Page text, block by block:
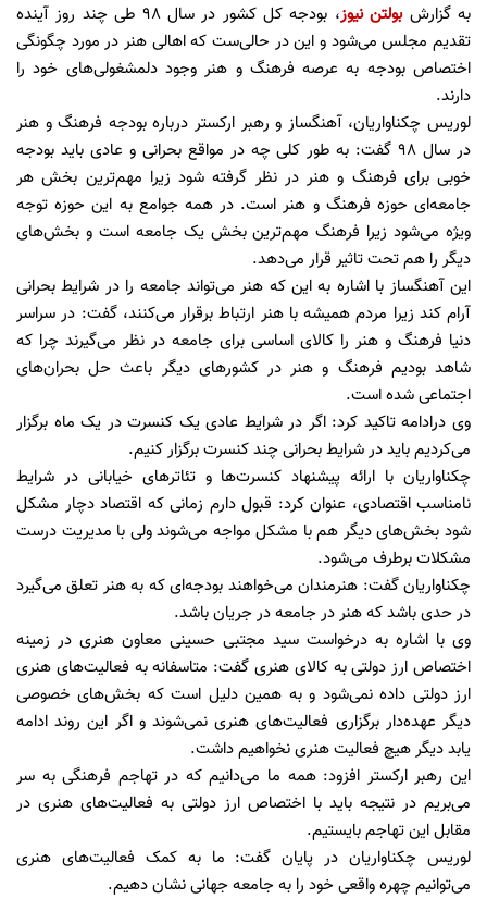
به گزارشبولتن نیوز
، بودجه کل کشور در سال 98 طی چند روز آینده
تقدیم مجلس می‌شود و این در حالی‌ست که اهالی هنر در مورد چگونگی
اختصاص بودجه به عرصه فرهنگ و هنر وجود دلمشغولی‌های خود را
دارند.
لوریس چکناواریان، آهنگساز و رهبر ارکستر درباره بودجه فرهنگ و هنر
در سال 98 گفت: به طور کلی چه در مواقع بحرانی و عادی باید بودجه
خوبی برای فرهنگ و هنر در نظر گرفته شود زیرا مهم‌ترین بخش هر
جامعه‌ای حوزه فرهنگ و هنر است. در همه جوامع به این حوزه توجه
ویژه می‌شود زیرا فرهنگ مهم‌ترین بخش یک جامعه است و بخش‌های
دیگر را هم تحت تاثیر قرار می‌دهد.
این آهنگساز با اشاره به این که هنر می‌تواند جامعه را در شرایط بحرانی
آرام کند زیرا مردم همیشه با هنر ارتباط برقرار می‌کنند، گفت: در سراسر
دنیا فرهنگ و هنر را کالای اساسی برای جامعه در نظر می‌گیرند چرا که
شاهد بودیم فرهنگ و هنر در کشورهای دیگر باعث حل بحران‌های
اجتماعی شده است.
وی درادامه تاکید کرد: اگر در شرایط عادی یک کنسرت در یک ماه برگزار
می‌کردیم باید در شرایط بحرانی چند کنسرت برگزار کنیم.
چکناواریان با ارائه پیشنهاد کنسرت‌ها و تئاترهای خیابانی در شرایط
نامناسب اقتصادی، عنوان کرد: قبول دارم زمانی ‌که اقتصاد دچار مشکل
شود بخش‌های دیگر هم با مشکل مواجه می‌شوند ولی با مدیریت درست
مشکلات برطرف می‌شود.
چکناواریان گفت: هنرمندان می‌خواهند بودجه‌ای که به هنر تعلق می‌گیرد
در حدی باشد که هنر در جامعه در جریان باشد.
وی با اشاره به درخواست سید مجتبی حسینی معاون هنری در زمینه
اختصاص ارز دولتی به کالای هنری گفت: متاسفانه به فعالیت‌های هنری
ارز دولتی داده نمی‌شود و به همین دلیل است که بخش‌های خصوصی
دیگر عهده‌دار برگزاری فعالیت‌های هنری نمی‌شوند و اگر این روند ادامه
یابد دیگر هیچ فعالیت هنری نخواهیم داشت.
این رهبر ارکستر افزود: همه ما می‌دانیم که در تهاجم فرهنگی به سر
می‌بریم در نتیجه باید با اختصاص ارز دولتی به فعالیت‌های هنری در
مقابل این تهاجم بایستیم.
لوریس چکناواریان در پایان گفت: ما به کمک فعالیت‌های هنری
می‌توانیم چهره واقعی خود را به جامعه جهانی نشان دهیم.